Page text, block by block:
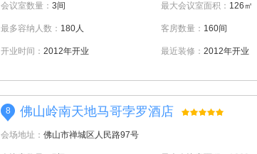
会议室数量： 3间 最大会议室面积： 126㎡
最多容纳人数： 180人 客房数量： 160间
开业时间： 2012年开业 最近装修： 2012年开业
8 佛山岭南天地马哥孛罗酒店
会场地址： 佛山市禅城区人民路97号